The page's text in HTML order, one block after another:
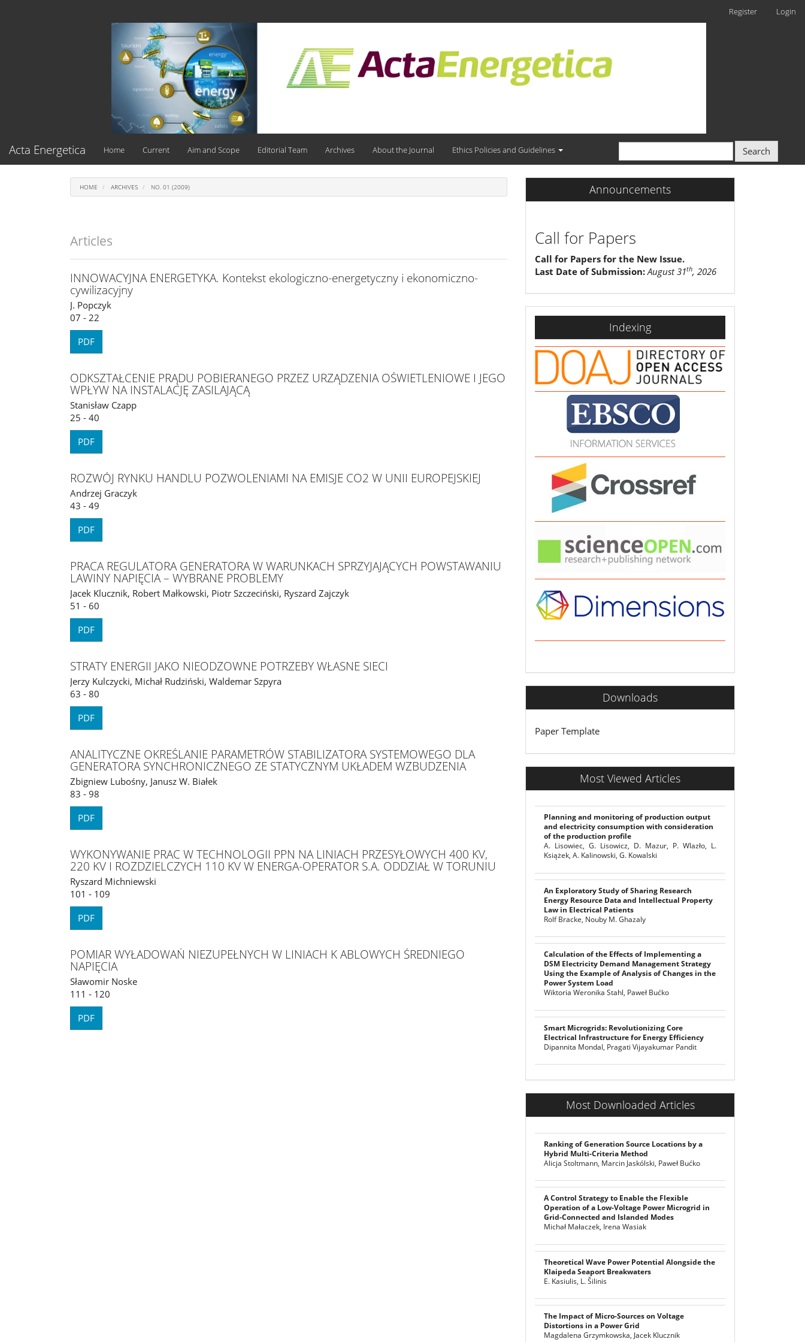
Register Login
Acta Energetica Home Current Aim and Scope Editorial Team Archives About the Journal Ethics Policies and Guidelines Search
HOME ARCHIVES NO. 01 (2009)
Articles
INNOWACYJNA ENERGETYKA. Kontekst ekologiczno-energetyczny i ekonomiczno-
cywilizacyjny
J. Popczyk
07 - 22
PDF
ODKSZTAŁCENIE PRĄDU POBIERANEGO PRZEZ URZĄDZENIA OŚWIETLENIOWE I JEGO
WPŁYW NA INSTALACJĘ ZASILAJĄCĄ
Stanisław Czapp
25 - 40
PDF
ROZWÓJ RYNKU HANDLU POZWOLENIAMI NA EMISJE CO2 W UNII EUROPEJSKIEJ
Andrzej Graczyk
43 - 49
PDF
PRACA REGULATORA GENERATORA W WARUNKACH SPRZYJAJĄCYCH POWSTAWANIU
LAWINY NAPIĘCIA – WYBRANE PROBLEMY
Jacek Klucznik, Robert Małkowski, Piotr Szczeciński, Ryszard Zajczyk
51 - 60
PDF
STRATY ENERGII JAKO NIEODZOWNE POTRZEBY WŁASNE SIECI
Jerzy Kulczycki, Michał Rudziński, Waldemar Szpyra
63 - 80
PDF
ANALITYCZNE OKREŚLANIE PARAMETRÓW STABILIZATORA SYSTEMOWEGO DLA
GENERATORA SYNCHRONICZNEGO ZE STATYCZNYM UKŁADEM WZBUDZENIA
Zbigniew Lubośny, Janusz W. Białek
83 - 98
PDF
WYKONYWANIE PRAC W TECHNOLOGII PPN NA LINIACH PRZESYŁOWYCH 400 KV,
220 KV I ROZDZIELCZYCH 110 KV W ENERGA-OPERATOR S.A. ODDZIAŁ W TORUNIU
Ryszard Michniewski
101 - 109
PDF
POMIAR WYŁADOWAŃ NIEZUPEŁNYCH W LINIACH K ABLOWYCH ŚREDNIEGO
NAPIĘCIA
Sławomir Noske
111 - 120
PDF
Announcements
Call for Papers
Call for Papers for the New Issue.
Last Date of Submission: August 31th, 2026
indexing
Indexing
Downloads
Paper Template
Most Viewed Articles
Planning and monitoring of production output
and electricity consumption with consideration
of the production profile
A. Lisowiec, G. Lisowicz, D. Mazur, P. Wlazło, L.
Książek, A. Kalinowski, G. Kowalski
An Exploratory Study of Sharing Research
Energy Resource Data and Intellectual Property
Law in Electrical Patients
Rolf Bracke, Nouby M. Ghazaly
Calculation of the Effects of Implementing a
DSM Electricity Demand Management Strategy
Using the Example of Analysis of Changes in the
Power System Load
Wiktoria Weronika Stahl, Paweł Bućko
Smart Microgrids: Revolutionizing Core
Electrical Infrastructure for Energy Efficiency
Dipannita Mondal, Pragati Vijayakumar Pandit
Most Downloaded Articles
Ranking of Generation Source Locations by a
Hybrid Multi-Criteria Method
Alicja Stoltmann, Marcin Jaskólski, Paweł Bućko
A Control Strategy to Enable the Flexible
Operation of a Low-Voltage Power Microgrid in
Grid-Connected and Islanded Modes
Michał Małaczek, Irena Wasiak
Theoretical Wave Power Potential Alongside the
Klaipeda Seaport Breakwaters
E. Kasiulis, L. Šilinis
The Impact of Micro-Sources on Voltage
Distortions in a Power Grid
Magdalena Grzymkowska, Jacek Klucznik